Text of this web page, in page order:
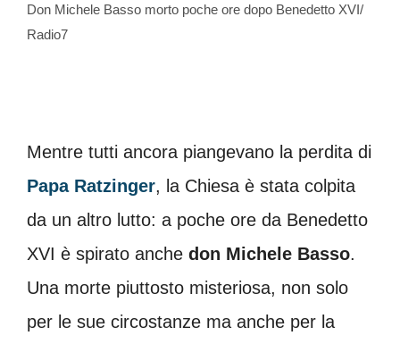
Don Michele Basso morto poche ore dopo Benedetto XVI/
Radio7
Mentre tutti ancora piangevano la perdita di
Papa Ratzinger, la Chiesa è stata colpita
da un altro lutto: a poche ore da Benedetto
XVI è spirato anche don Michele Basso.
Una morte piuttosto misteriosa, non solo
per le sue circostanze ma anche per la